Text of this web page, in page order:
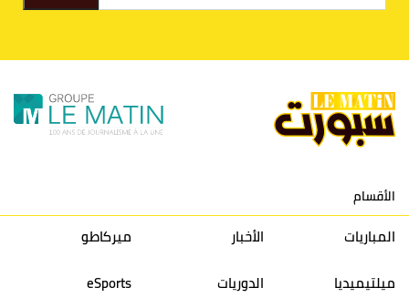
9 الكوكب المراكشي 30
27
26
36
10 النادي المكناسي 30
24
33
36
11 نادي النهضة زمامرة 30
28
37
33
13 إتحاد تواركة 30
32
40
31
الأقسام
المباريات الأخبار
ميركاطو
ميلتيميديا
الدوريات eSports